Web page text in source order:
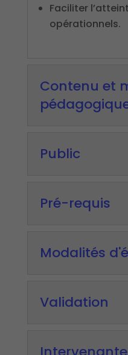
Faciliter
opérationnels.
Contenu et
Public
Pré-requis
Modalités
Validation